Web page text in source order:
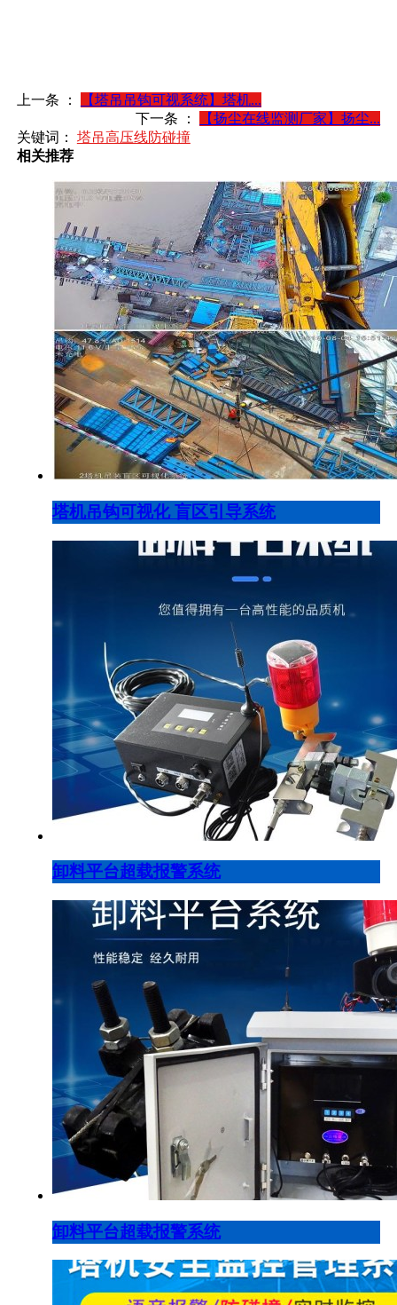
上一条 ：
【塔吊吊钩可视系统】塔机...
下一条 ：
【扬尘在线监测厂家】扬尘...
关键词： 塔吊高压线防碰撞
相关推荐
塔机吊钩可视化 盲区引导系统
卸料平台超载报警系统
卸料平台超载报警系统